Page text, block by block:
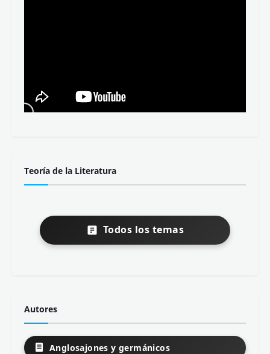
Teoría de la Literatura
Todos los temas
Autores
Anglosajones y germánicos